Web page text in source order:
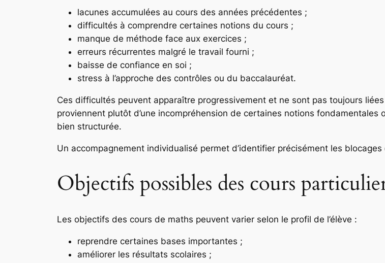
lacunes accumulées au cours des années précédentes ;
difficultés à comprendre certaines notions du cours ;
manque de méthode face aux exercices ;
erreurs récurrentes malgré le travail fourni ;
baisse de confiance en soi ;
stress à l’approche des contrôles ou du baccalauréat.
Ces difficultés peuvent apparaître progressivement et ne sont pas toujours
proviennent plutôt d’une incompréhension de certaines notions fondamentales
bien structurée.
Un accompagnement individualisé permet d’identifier précisément les
Objectifs possibles des cours
Les objectifs des cours de maths peuvent varier selon le profil de l’élève :
reprendre certaines bases importantes ;
améliorer les résultats scolaires ;